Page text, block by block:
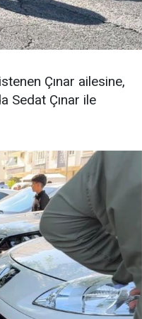
Çınar ailesine,
Sedat Çınar ile